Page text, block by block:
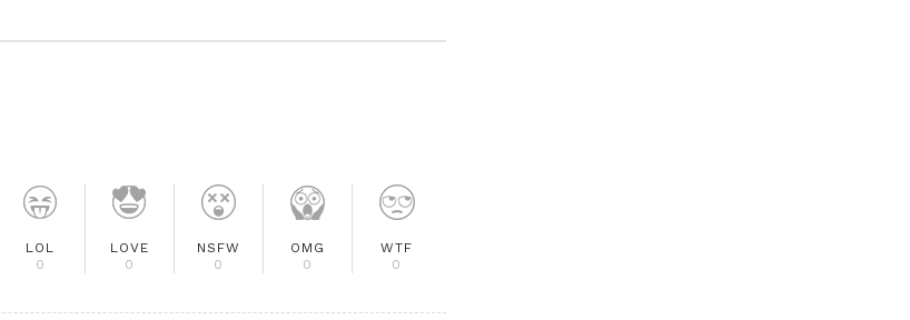
LOL
0
LOVE
0
NSFW
0
OMG
0
WTF
0